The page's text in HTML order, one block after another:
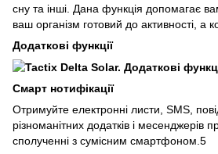
сну та інші. Дана функція допомагає
ваш організм готовий до активності, а
Додаткові функції
Смарт нотифікації
Отримуйте електронні листи, SMS,
різноманітних додатків і месенджерів
сполученні з сумісним смартфоном.5